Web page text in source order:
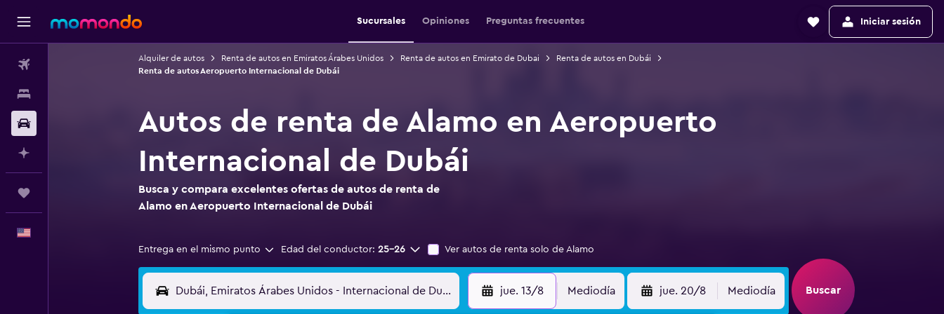
Sucursales Opiniones Preguntas frecuentes Iniciar sesión
Alquiler de autos Renta de autos en Emiratos Árabes Unidos Renta de autos en Emirato de Dubai
Renta de autos en Dubái
Renta de autos Aeropuerto Internacional de Dubái
Autos de renta de Alamo en Aeropuerto
Internacional de Dubái
Busca y compara excelentes ofertas de autos de renta de
Alamo en Aeropuerto Internacional de Dubái
Entrega en el mismo punto Edad del conductor: 25-26 Ver autos de renta solo de Alamo
jue. 13/8 Mediodía jue. 20/8 Mediodía Buscar